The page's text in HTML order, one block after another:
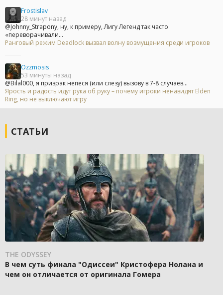
Frostislav
28 минут назад
@Johnny_Strapony, ну, к примеру, Лигу Легенд так часто
«переворачивали...
Ранговый режим Deadlock вызвал волну возмущения среди игроков
Ozzmosis
53 минуты назад
@Bilal000, я призрак непеся (или слезу) вызову в 7-8 случаев...
Ярость и радость идут рука об руку – почему игроки ненавидят Elden
Ring, но не выключают игру
СТАТЬИ
THE ODYSSEY
В чем суть финала "Одиссеи" Кристофера Нолана и
чем он отличается от оригинала Гомера